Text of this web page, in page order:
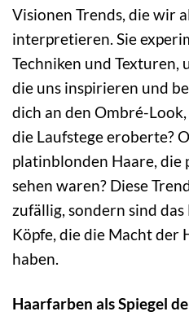
Visionen Trends, die wir
interpretieren. Sie
Techniken und Texturen,
die uns inspirieren und
dich an den Ombré-
die Laufstege eroberte?
platinblonden Haare, die
sehen waren? Diese
zufällig, sondern sind
Köpfe, die die Macht der
haben.
Haarfarben als Spiegel